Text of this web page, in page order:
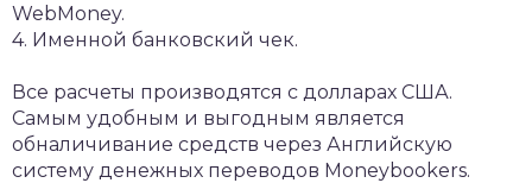
WebMoney.
4. Именной банковский чек.
Все расчеты производятся с долларах США.
Самым удобным и выгодным является
обналичивание средств через Английскую
систему денежных переводов Moneybookers.